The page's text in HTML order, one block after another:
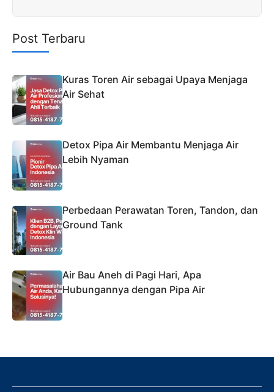
Post Terbaru
Kuras Toren Air sebagai Upaya Menjaga
Air Sehat
Detox Pipa Air Membantu Menjaga Air
Lebih Nyaman
Perbedaan Perawatan Toren, Tandon, dan
Ground Tank
Air Bau Aneh di Pagi Hari, Apa
Hubungannya dengan Pipa Air